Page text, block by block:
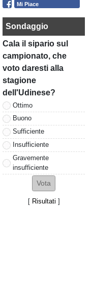
Mi Piace
Sondaggio
Cala il sipario sul
campionato, che
voto daresti alla
stagione
dell'Udinese?
Ottimo
Buono
Sufficiente
Insufficiente
Gravemente
insufficiente
[ Risultati ]